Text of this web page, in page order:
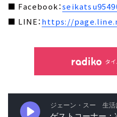
■ Facebook：
■ LINE：https://
タ